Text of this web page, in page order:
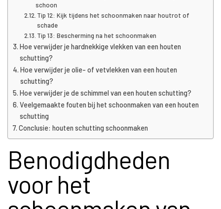
schoon
Tip 12: Kijk tijdens het schoonmaken naar houtrot of
schade
Tip 13: Bescherming na het schoonmaken
Hoe verwijder je hardnekkige vlekken van een houten
schutting?
Hoe verwijder je olie- of vetvlekken van een houten
schutting?
Hoe verwijder je de schimmel van een houten schutting?
Veelgemaakte fouten bij het schoonmaken van een houten
schutting
Conclusie: houten schutting schoonmaken
Benodigdheden
voor het